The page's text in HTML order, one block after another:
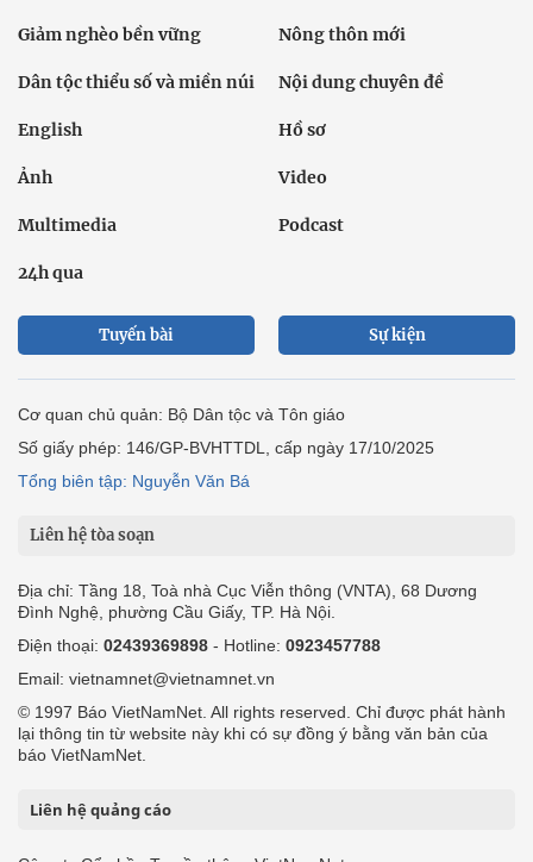
Giảm nghèo bền vững Nông thôn mới
Dân tộc thiểu số và miền núi Nội dung chuyên đề
English Hồ sơ
Ảnh Video
Multimedia Podcast
24h qua
Tuyến bài Sự kiện
Cơ quan chủ quản: Bộ Dân tộc và Tôn giáo
Số giấy phép: 146/GP-BVHTTDL, cấp ngày 17/10/2025
Tổng biên tập: Nguyễn Văn Bá
Liên hệ tòa soạn
Địa chỉ: Tầng 18, Toà nhà Cục Viễn thông (VNTA), 68 Dương
Đình Nghệ, phường Cầu Giấy, TP. Hà Nội.
Điện thoại: 02439369898 - Hotline: 0923457788
Email: vietnamnet@vietnamnet.vn
© 1997 Báo VietNamNet. All rights reserved. Chỉ được phát hành
lại thông tin từ website này khi có sự đồng ý bằng văn bản của
báo VietNamNet.
Liên hệ quảng cáo